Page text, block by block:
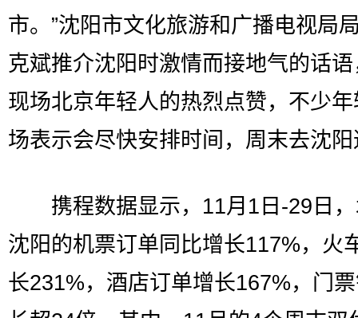
市。”沈阳市文化旅游和广播电视局
克斌推介沈阳时激情而接地气的话
现场北京年轻人的热烈点赞，不少
场表示会尽快安排时间，周末去沈
携程数据显示，11月1日-29日，
沈阳的机票订单同比增长117%，火
长231%，酒店订单增长167%，门